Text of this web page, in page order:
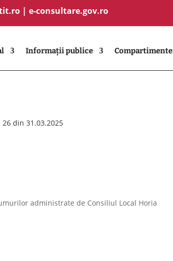
| e-consultare.gov.ro
Informații publice Compartimente
26 din 31.03.2025
administrate de Consiliul Local Horia